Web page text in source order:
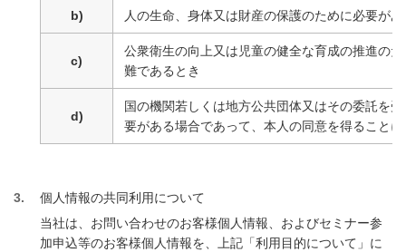
b) 人の生命、身体又は財産の保護のために必要が
c)
公衆衛生の向上又は児童の健全な育成の推進の
難であるとき
d)
国の機関若しくは地方公共団体又はその委託を
要がある場合であって、本人の同意を得ること
3
個人情報の共同利用について
当社は、お問い合わせのお客様個人情報、およびセミナー参
加申込等のお客様個人情報を、上記「利用目的について」に